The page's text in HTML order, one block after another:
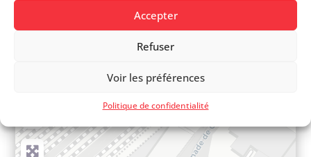
Accepter
Refuser
Voir les préférences
Politique de confidentialité
Instagram
Promenade de Castellane 7